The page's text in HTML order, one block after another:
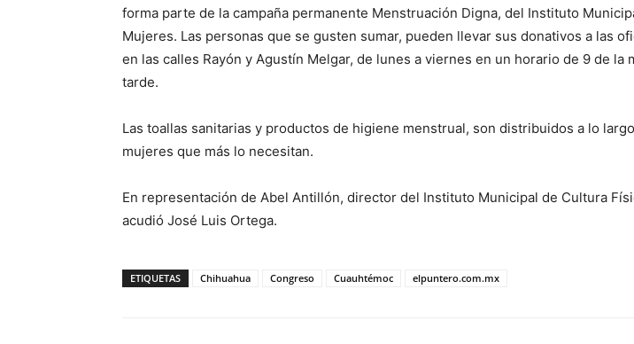
forma parte de la campaña permanente Menstruación Digna, del Instituto
Mujeres. Las personas que se gusten sumar, pueden llevar sus donativos a las
en las calles Rayón y Agustín Melgar, de lunes a viernes en un horario de 9 de la
tarde.
Las toallas sanitarias y productos de higiene menstrual, son distribuidos a lo
mujeres que más lo necesitan.
En representación de Abel Antillón, director del Instituto Municipal de Cultura
acudió José Luis Ortega.
ETIQUETAS Chihuahua Congreso Cuauhtémoc elpuntero.com.mx